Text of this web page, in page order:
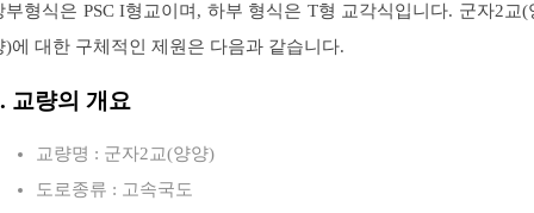
부형식은 PSC I형교이며, 하부 형식은 T형 교각식입니다. 군자2교(
)에 대한 구체적인 제원은 다음과 같습니다.
교량의 개요
교량명 : 군자2교(양양)
도로종류 : 고속국도